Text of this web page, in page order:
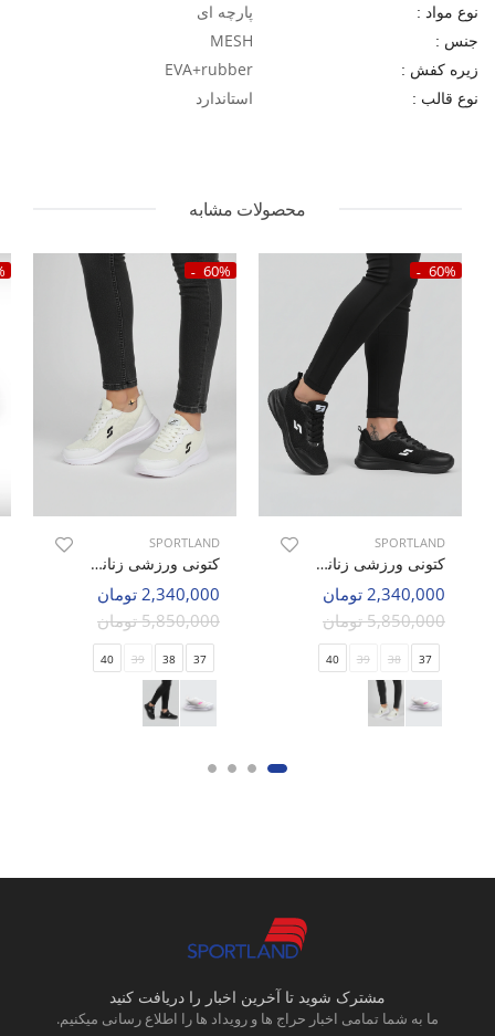
نوع مواد : پارچه ای
جنس : MESH
زیره کفش : EVA+rubber
نوع قالب : استاندارد
محصولات مشابه
60%
SPORTLAND
کتونی ورزشی زنانه اسپورتلند Trent Walk W
2,340,000 تومان
5,850,000 تومان
37
38
39
40
60%
SPORTLAND
کتونی ورزشی زنانه اسپورتلند Trent Walk W
2,340,000 تومان
5,850,000 تومان
37
38
39
40
مشترک شوید تا آخرین اخبار را دریافت کنید
ما به شما تمامی اخبار حراج ها و رویداد ها را اطلاع رسانی میکنیم.